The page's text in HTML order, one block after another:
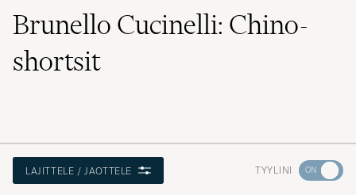
Brunello Cucinelli: Chino-
shortsit
LAJITTELE / JAOTTELE TYYLINI
Aktivoi